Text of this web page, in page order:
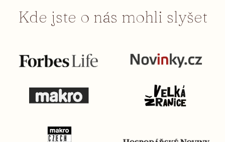
Kde jste o nás mohli slyšet